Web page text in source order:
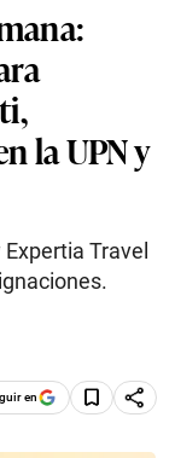
la UPN y
Travel
en